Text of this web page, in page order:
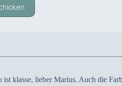
ist klasse, lieber Marius. Auch die